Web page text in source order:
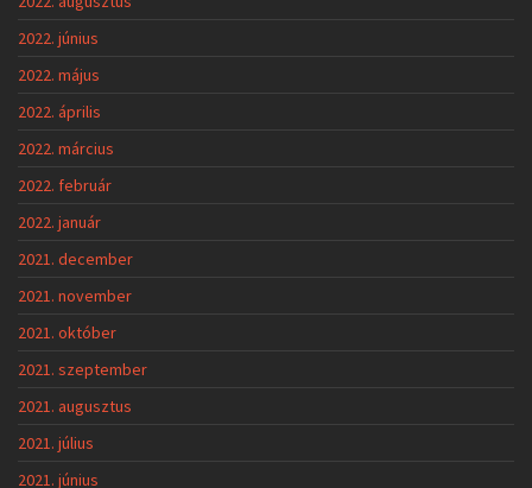
2022. június
2022. május
2022. április
2022. március
2022. február
2022. január
2021. december
2021. november
2021. október
2021. szeptember
2021. augusztus
2021. július
2021. június